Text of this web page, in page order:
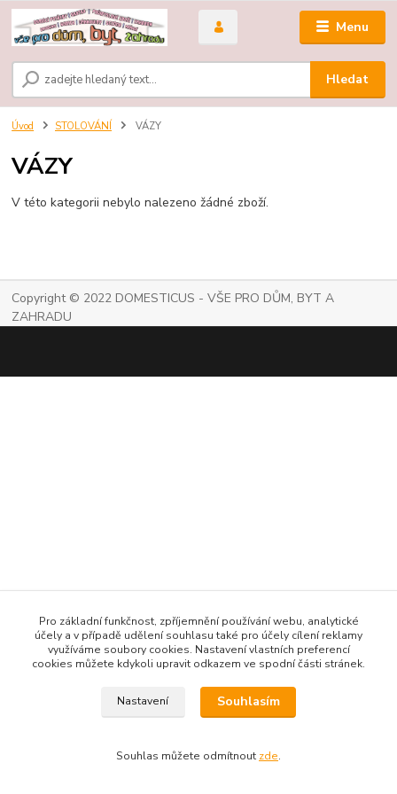
Menu
Hledat
Úvod STOLOVÁNÍ VÁZY
VÁZY
V této kategorii nebylo nalezeno žádné zboží.
Copyright © 2022 DOMESTICUS - VŠE PRO DŮM, BYT A
ZAHRADU
Pro základní funkčnost, zpříjemnění používání webu, analytické
účely a v případě udělení souhlasu také pro účely cílení reklamy
využíváme soubory cookies. Nastavení vlastních preferencí
cookies můžete kdykoli upravit odkazem ve spodní části stránek.
Nastavení Souhlasím
Souhlas můžete odmítnout zde.